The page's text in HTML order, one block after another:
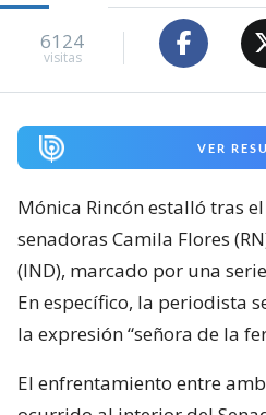
6124
visitas
VER
Mónica Rincón estalló tras
senadoras Camila Flores
(IND), marcado por una
En específico, la periodista
la expresión “señora de la
El enfrentamiento entre